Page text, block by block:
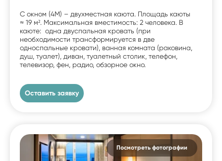
С окном (4M) – двухместная каюта. Площадь каюты
≈ 19 м². Максимальная вместимость: 2 человека. В
каюте: одна двуспальная кровать (при
необходимости трансформируется в две
односпальные кровати), ванная комната (раковина,
душ, туалет), диван, туалетный столик, телефон,
телевизор, фен, радио, обзорное окно.
Оставить заявку
Посмотреть фотографии